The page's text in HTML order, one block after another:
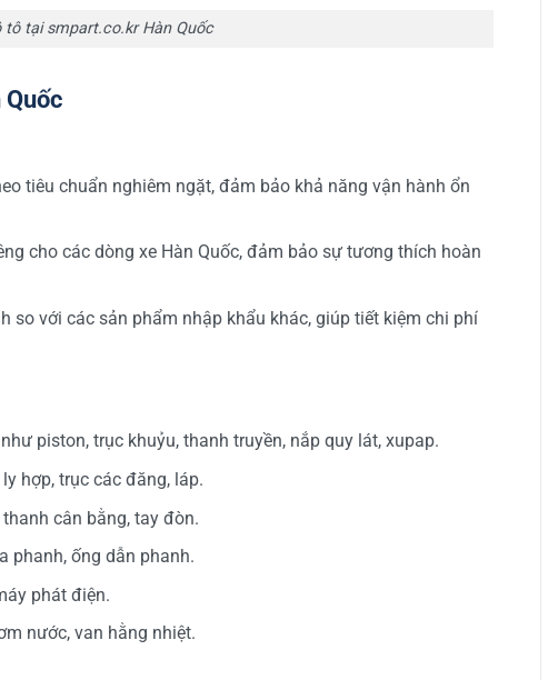
tại smpart.co.kr Hàn Quốc
tiêu chuẩn nghiêm ngặt, đảm bảo khả năng vận hành ổn
cho các dòng xe Hàn Quốc, đảm bảo sự tương thích hoàn
so với các sản phẩm nhập khẩu khác, giúp tiết kiệm chi phí
piston, trục khuỷu, thanh truyền, nắp quy lát, xupap.
hợp, trục các đăng, láp.
cân bằng, tay đòn.
phanh, ống dẫn phanh.
phát điện.
nước, van hằng nhiệt.